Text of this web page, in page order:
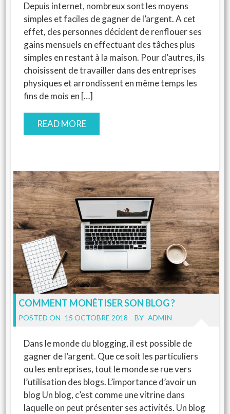
Depuis internet, nombreux sont les moyens
simples et faciles de gagner de l’argent. A cet
effet, des personnes décident de renflouer ses
gains mensuels en effectuant des tâches plus
simples en restant à la maison. Pour d’autres, ils
choisissent de travailler dans des entreprises
physiques et arrondissent en même temps les
fins de mois en […]
READ MORE
COMMENT MONÉTISER SON BLOG ?
POSTED ON 15 OCTOBRE 2018 BY ADMIN
Dans le monde du blogging, il est possible de
gagner de l’argent. Que ce soit les particuliers
ou les entreprises, tout le monde se rue vers
l’utilisation des blogs. L’importance d’avoir un
blog Un blog, c’est comme une vitrine dans
laquelle on peut présenter ses activités. Un blog